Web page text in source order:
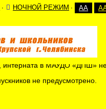
НОЧНОЙ РЕЖИМ AA
меры
материальной
в МАУДО «ДПШ» не
не предусмотрено.